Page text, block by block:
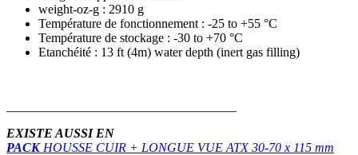
weight-oz-g : 2910 g
Température de fonctionnement : -25 to +55 °C
Température de stockage : -30 to +70 °C
Etanchéité : 13 ft (4m) water depth (inert gas filling)
EXISTE AUSSI EN
PACKHOUSSE CUIR + LONGUE VUE ATX 30-70 x 115 mm